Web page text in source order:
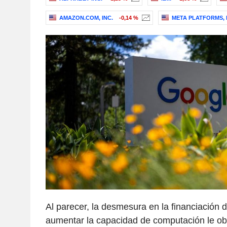
AMAZON.COM, INC. -0,14 % META PLATFORMS,
Al parecer, la desmesura en la financiación
aumentar la capacidad de computación le